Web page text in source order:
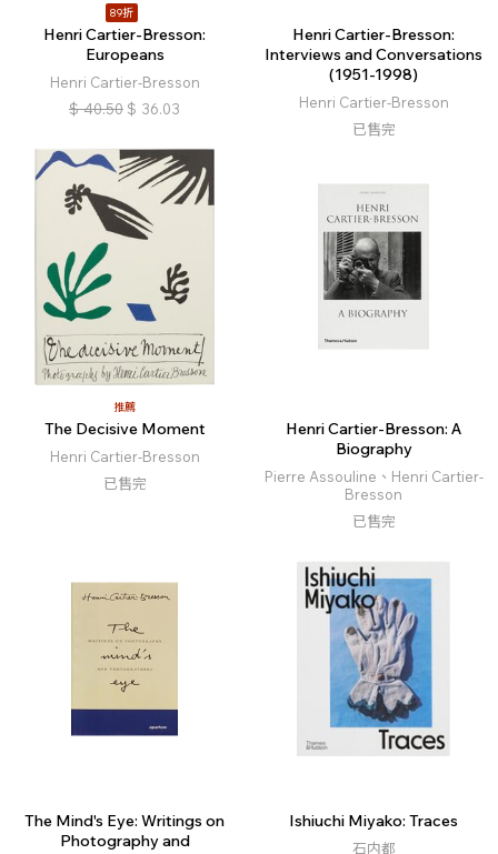
89折
Henri Cartier-Bresson:
Europeans
Henri Cartier-Bresson
$ 40.50 $ 36.03
Henri Cartier-Bresson:
Interviews and Conversations
(1951-1998)
Henri Cartier-Bresson
已售完
推薦
The Decisive Moment
Henri Cartier-Bresson
已售完
Henri Cartier-Bresson: A
Biography
Pierre Assouline、Henri Cartier-
Bresson
已售完
The Mind's Eye: Writings on
Photography and
Ishiuchi Miyako: Traces
石内都